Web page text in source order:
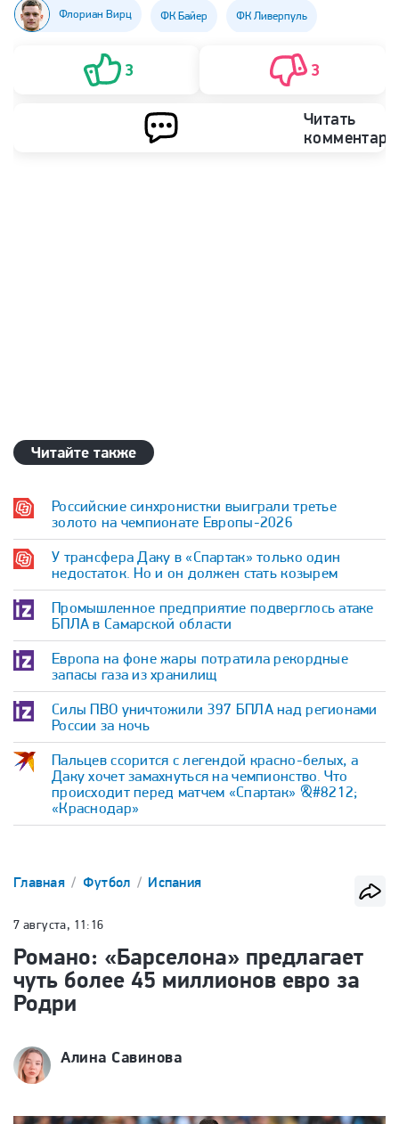
Флориан Вирц ФК Байер ФК Ливерпуль
3 3
Читать
Читайте также
Российские синхронистки выиграли третье
золото на чемпионате Европы-2026
У трансфера Даку в «Спартак» только один
недостаток. Но и он должен стать козырем
Промышленное предприятие подверглось атаке
БПЛА в Самарской области
Европа на фоне жары потратила рекордные
запасы газа из хранилищ
Силы ПВО уничтожили 397 БПЛА над регионами
России за ночь
Пальцев ссорится с легендой красно-белых, а
Даку хочет замахнуться на чемпионство. Что
происходит перед матчем «Спартак» &#8212;
«Краснодар»
Главная Футбол Испания
7 августа, 11:16
Романо: «Барселона» предлагает
чуть более 45 миллионов евро за
Родри
Алина Савинова